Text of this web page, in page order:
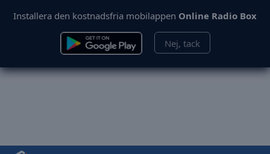
Installera den kostnadsfria mobilappen Online Radio Box
Nej, tack